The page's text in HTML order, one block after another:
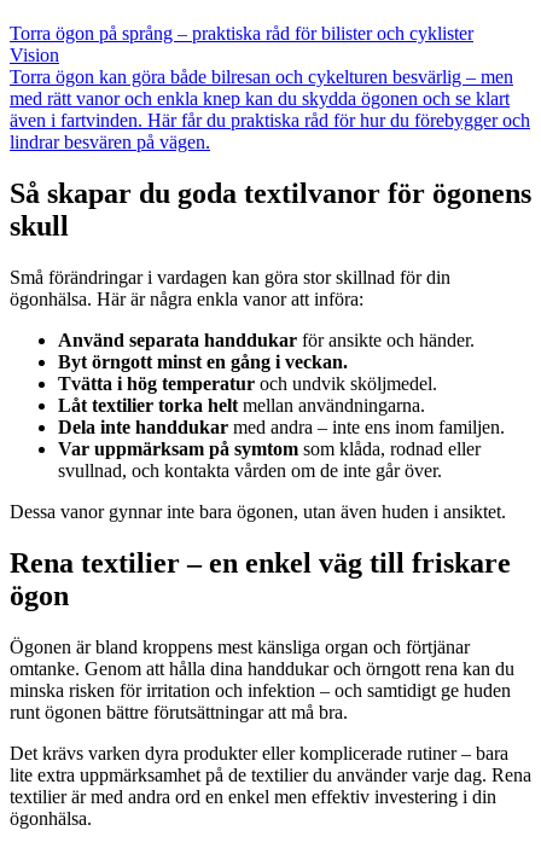
Torra ögon på språng – praktiska råd för bilister och cyklister
Vision
Torra ögon kan göra både bilresan och cykelturen besvärlig – men
med rätt vanor och enkla knep kan du skydda ögonen och se klart
även i fartvinden. Här får du praktiska råd för hur du förebygger och
lindrar besvären på vägen.
Så skapar du goda textilvanor för ögonens
skull
Små förändringar i vardagen kan göra stor skillnad för din
ögonhälsa. Här är några enkla vanor att införa:
Använd separata handdukar för ansikte och händer.
Byt örngott minst en gång i veckan.
Tvätta i hög temperatur och undvik sköljmedel.
Låt textilier torka helt mellan användningarna.
Dela inte handdukar med andra – inte ens inom familjen.
Var uppmärksam på symtom som klåda, rodnad eller
svullnad, och kontakta vården om de inte går över.
Dessa vanor gynnar inte bara ögonen, utan även huden i ansiktet.
Rena textilier – en enkel väg till friskare
ögon
Ögonen är bland kroppens mest känsliga organ och förtjänar
omtanke. Genom att hålla dina handdukar och örngott rena kan du
minska risken för irritation och infektion – och samtidigt ge huden
runt ögonen bättre förutsättningar att må bra.
Det krävs varken dyra produkter eller komplicerade rutiner – bara
lite extra uppmärksamhet på de textilier du använder varje dag. Rena
textilier är med andra ord en enkel men effektiv investering i din
ögonhälsa.